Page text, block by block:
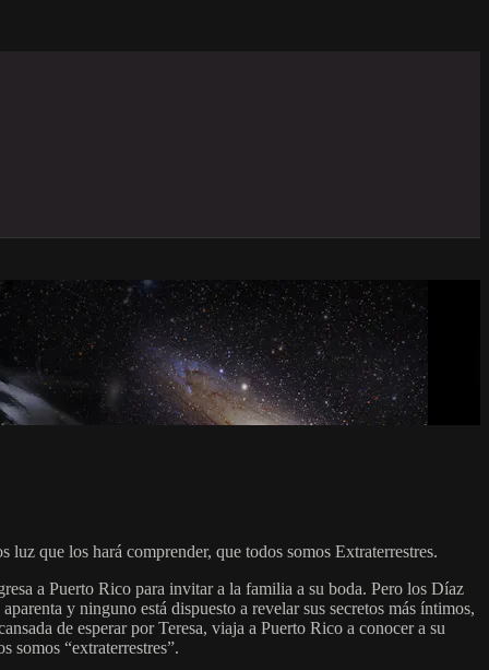
que los hará comprender, que todos somos Extraterrestres.
a Puerto Rico para invitar a la familia a su boda. Pero los Díaz
y ninguno está dispuesto a revelar sus secretos más íntimos,
de esperar por Teresa, viaja a Puerto Rico a conocer a su
somos “extraterrestres”.